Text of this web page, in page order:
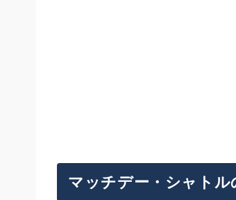
マッチデー・シャトル